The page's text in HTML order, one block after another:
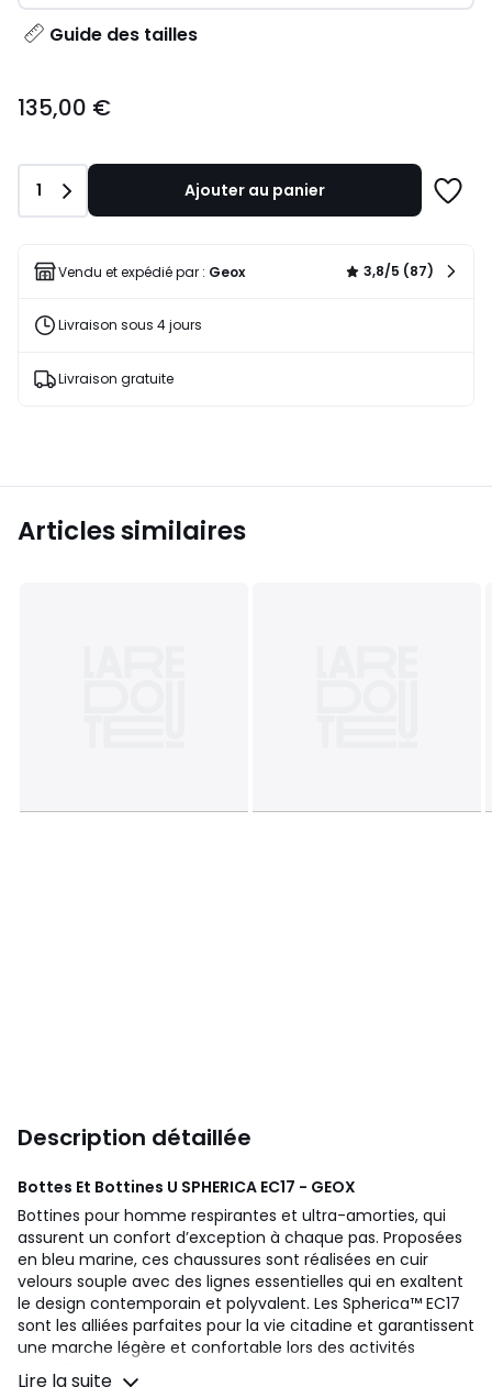
Guide des tailles
€.
135,00 €
Quantité
1 Ajouter au panier
liste
Vendu et expédié par : Geox 3,8/5 (87)
Livraison sous 4 jours
Livraison gratuite
Articles similaires
Description détaillée
Bottes Et Bottines U SPHERICA EC17 - GEOX
Bottines pour homme respirantes et ultra-amorties, qui
assurent un confort d’exception à chaque pas. Proposées
en bleu marine, ces chaussures sont réalisées en cuir
velours souple avec des lignes essentielles qui en exaltent
le design contemporain et polyvalent. Les Spherica™ EC17
sont les alliées parfaites pour la vie citadine et garantissent
une marche légère et confortable lors des activités
quotidiennes.
Lire la suite